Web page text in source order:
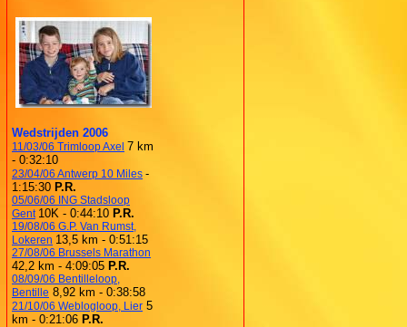
Wedstrijden 2006
11/03/06 Trimloop Axel 7 km
- 0:32:10
23/04/06 Antwerp 10 Miles -
1:15:30 P.R.
05/06/06 ING Stadsloop
Gent 10K - 0:44:10 P.R.
19/08/06 G.P. Van Rumst,
Lokeren 13,5 km - 0:51:15
27/08/06 Brussels Marathon
42,2 km - 4:09:05 P.R.
08/09/06 Bentilleloop,
Bentille 8,92 km - 0:38:58
21/10/06 Weblogloop, Lier 5
km - 0:21:06 P.R.